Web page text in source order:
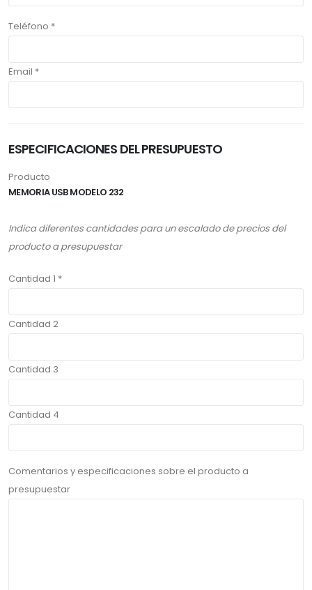
Teléfono *
Email *
ESPECIFICACIONES DEL PRESUPUESTO
Producto
MEMORIA USB MODELO 232
Indica diferentes cantidades para un escalado de precios del
producto a presupuestar
Cantidad 1 *
Cantidad 2
Cantidad 3
Cantidad 4
Comentarios y especificaciones sobre el producto a
presupuestar